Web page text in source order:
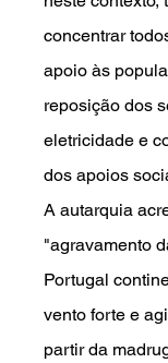
concentrar
apoio às
reposição dos
eletricidade e
dos apoios
A autarquia
"agravamento
Portugal
vento forte e
partir da